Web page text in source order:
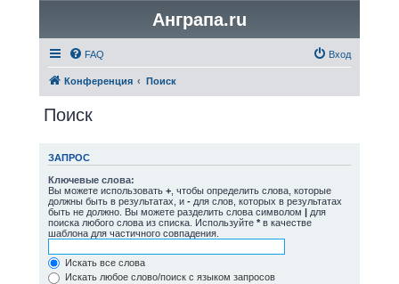
Анграпа.ru
FAQ Вход
Конференция Поиск
Поиск
ЗАПРОС
Ключевые слова:
Вы можете использовать +, чтобы определить слова, которые
должны быть в результатах, и -для слов, которых в результатах
быть не должно. Вы можете разделить слова символом |для
поиска любого слова из списка. Используйте *в качестве
шаблона для частичного совпадения.
Искать все слова
Искать любое слово/поиск с языком запросов